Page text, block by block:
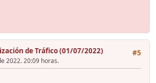
#5
de Tráfico (01/07/2022)
2022. 20:09 horas.